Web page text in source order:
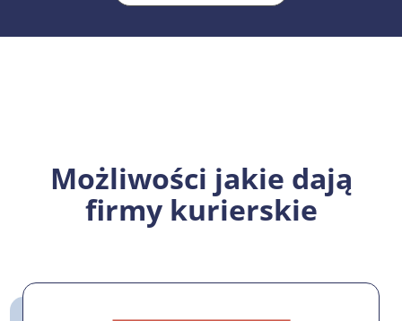
Możliwości jakie dają
firmy kurierskie